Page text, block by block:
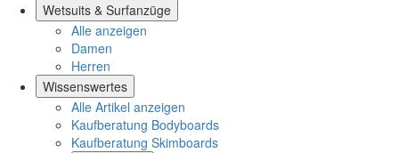
Wetsuits & Surfanzüge
Alle anzeigen
Damen
Herren
Wissenswertes
Alle Artikel anzeigen
Kaufberatung Bodyboards
Kaufberatung Skimboards